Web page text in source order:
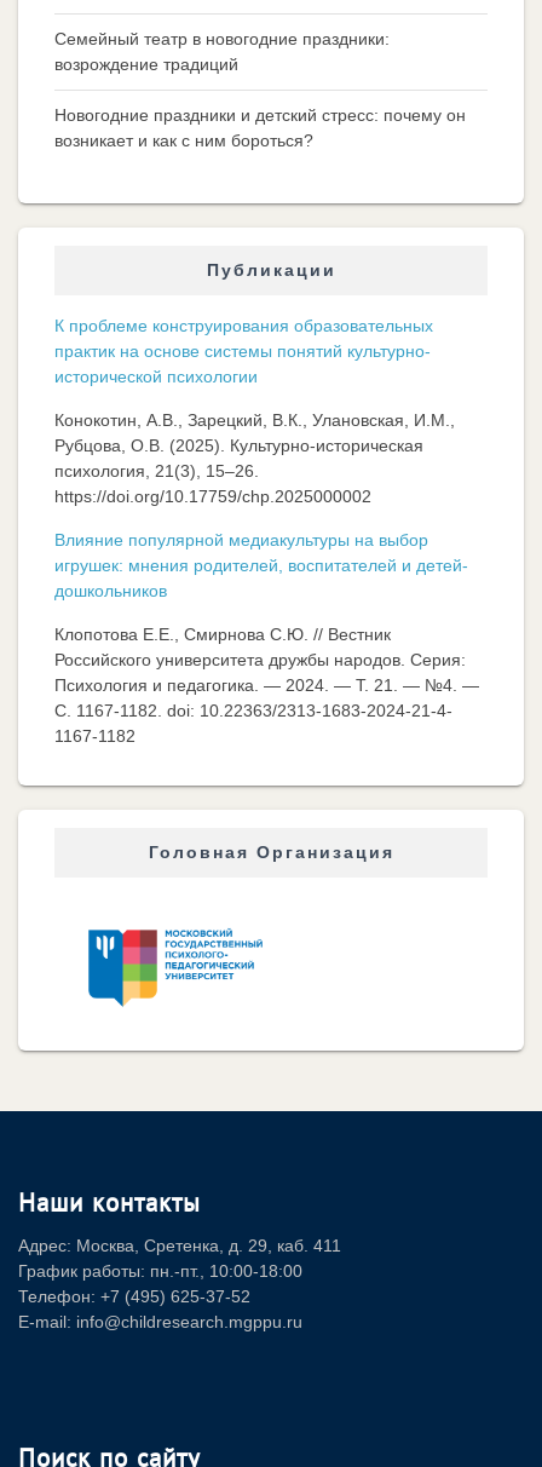
Семейный театр в новогодние праздники:
возрождение традиций
Новогодние праздники и детский стресс: почему он
возникает и как с ним бороться?
Публикации
К проблеме конструирования образовательных
практик на основе системы понятий культурно-
исторической психологии
Конокотин, А.В., Зарецкий, В.К., Улановская, И.М.,
Рубцова, О.В. (2025). Культурно-историческая
психология, 21(3), 15–26.
https://doi.org/10.17759/chp.2025000002
Влияние популярной медиакультуры на выбор
игрушек: мнения родителей, воспитателей и детей-
дошкольников
Клопотова Е.Е., Смирнова С.Ю. // Вестник
Российского университета дружбы народов. Серия:
Психология и педагогика. — 2024. — Т. 21. — №4. —
C. 1167-1182. doi: 10.22363/2313-1683-2024-21-4-
1167-1182
Головная Организация
Наши контакты
Адрес: Москва, Сретенка, д. 29, каб. 411
График работы: пн.-пт., 10:00-18:00
Телефон: +7 (495) 625-37-52
E-mail: info@childresearch.mgppu.ru
Поиск по сайту